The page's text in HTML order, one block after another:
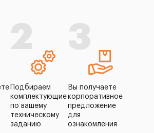
2
Подбираем
комплектующие
по вашему
техническому
заданию
3
Вы получаете
корпоративное
предложение
для
ознакомления